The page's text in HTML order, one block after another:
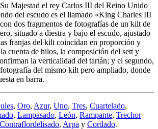
Majestad el rey Carlos III del Reino Unido
del escudo es el llamado «King Charles III
dos fragmentos de fotografías de un kilt de
situado a diestra y bajo el escudo, ajustado
franjas del kilt coincidan en proporción y
cuenta de hilos, la composición del sett y
la verticalidad del tartán; y el segundo,
del mismo kilt pero ampliado, donde
en barra.
, Oro, Azur, Uno, Tres, Cuartelado,
, Lampasado, León, Rampante, Trechor
Contraflordelisado, Arpa y Cordado.